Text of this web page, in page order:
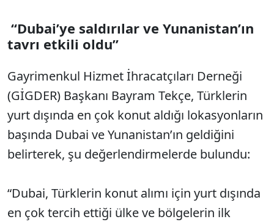
“Dubai’ye saldırılar ve Yunanistan’ın
tavrı etkili oldu”
Gayrimenkul Hizmet İhracatçıları Derneği
(GİGDER) Başkanı Bayram Tekçe, Türklerin
yurt dışında en çok konut aldığı lokasyonların
başında Dubai ve Yunanistan’ın geldiğini
belirterek, şu değerlendirmelerde bulundu:
“Dubai, Türklerin konut alımı için yurt dışında
en çok tercih ettiği ülke ve bölgelerin ilk